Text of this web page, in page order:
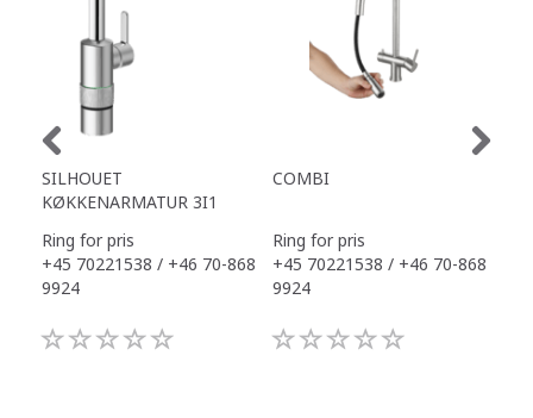
SILHOUET
KØKKENARMATUR 3I1
Ring for pris
+45 70221538 / +46 70-868
9924
COMBI
Ring for pris
+45 70221538 / +46 70-868
9924